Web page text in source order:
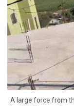
A large force from